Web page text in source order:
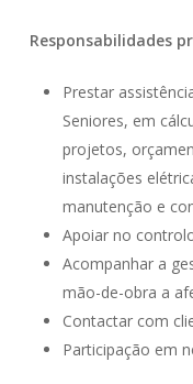
Responsabilidades
Prestar
Seniores, em
projetos,
instalações
manutenção e
Apoiar no
Acompanhar a
mão-de-obra a
Contactar com
Participação em